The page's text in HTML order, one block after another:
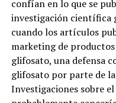
confían en lo que se
investigación científica
cuando los artículos
marketing de
glifosato, una defensa
glifosato por parte de
Investigaciones sobre